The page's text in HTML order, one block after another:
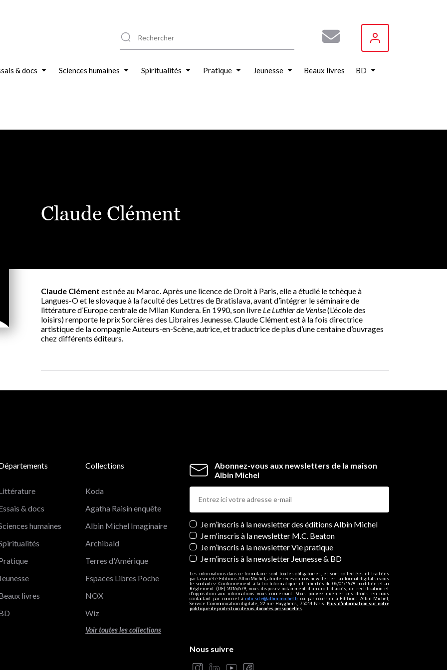
& docs Sciences humaines Spiritualités Pratique Jeunesse Beaux livres BD
Claude Clément
Claude Clément est née au Maroc. Après une licence de Droit à Paris, elle a étudié le tchèque à
Langues-O et le slovaque à la faculté des Lettres de Bratislava, avant d’intégrer le séminaire de
littérature d’Europe centrale de Milan Kundera. En 1990, son livre Le Luthier de Venise(L’école des
loisirs) remporte le prix Sorcières des Libraires Jeunesse. Claude Clément est à la fois directrice
artistique de la compagnie Auteurs-en-Scène, autrice, et traductrice de plus d’une centaine d’ouvrages
chez différents éditeurs.
Abonnez-vous aux newsletters de la maison
Albin Michel
Newsletters
Je m’inscris à la newsletter des éditions Albin Michel
Je m'inscris à la newsletter M.C. Beaton
Je m’inscris à la newsletter Vie pratique
Je m’inscris à la newsletter Jeunesse & BD
Les informations dans ce formulaire sont toutes obligatoires, et sont collectées et traitées
par la société Editions Albin Michel, afin de recevoir nos newsletters au format digital si vous
le souhaitez. Conformément à la Loi Informatique et Libertés du 06/01/1978 modifiée et au
Règlement (UE) 2016/679, vous disposez notamment d'un droit d'accès, de rectification et
d’opposition aux informations vous concernant. Vous pouvez exercer ces droits en nous
contactant par courriel àinfo-site@albin-michel.fr ou par courrier à Editions Albin Michel,
Service Communication digitale, 22 rue Huyghens, 75014 Paris. Plus d’information sur notre
politique de protection de vos données personnelles
& docs
humaines
Jeunesse
livres
Collections
Koda
Agatha Raisin enquête
Albin Michel Imaginaire
Archibald
Terres d'Amérique
Espaces Libres Poche
NOX
Wiz
Voir toutes les collections
Nous suivre